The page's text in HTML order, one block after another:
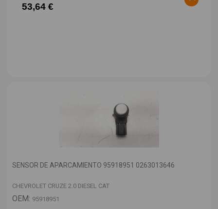
53,64 €
SENSOR DE APARCAMIENTO 95918951 0263013646
CHEVROLET CRUZE 2.0 DIESEL CAT
OEM: 95918951